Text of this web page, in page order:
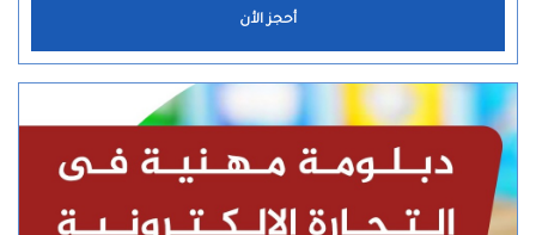
أحجز الأن